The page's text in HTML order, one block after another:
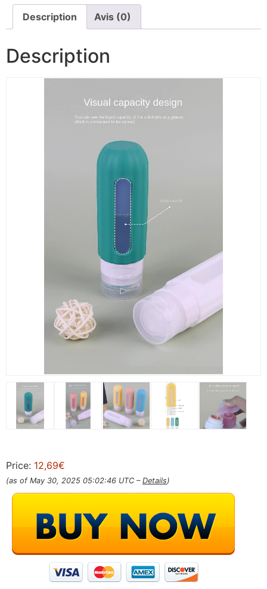
Description Avis (0)
Description
Price: 12,69€
(as of May 30, 2025 05:02:46 UTC – Details)